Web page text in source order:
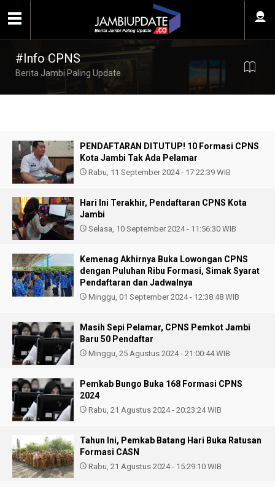
#Info CPNS
Berita Jambi Paling Update
PENDAFTARAN DITUTUP! 10 Formasi CPNS
Kota Jambi Tak Ada Pelamar
Rabu, 11 September 2024 - 17:22:39 WIB
Hari Ini Terakhir, Pendaftaran CPNS Kota
Jambi
Selasa, 10 September 2024 - 11:56:30 WIB
Kemenag Akhirnya Buka Lowongan CPNS
dengan Puluhan Ribu Formasi, Simak Syarat
Pendaftaran dan Jadwalnya
Minggu, 01 September 2024 - 12:38:48 WIB
Masih Sepi Pelamar, CPNS Pemkot Jambi
Baru 50 Pendaftar
Minggu, 25 Agustus 2024 - 21:00:44 WIB
Pemkab Bungo Buka 168 Formasi CPNS
2024
Rabu, 21 Agustus 2024 - 20:23:24 WIB
Tahun Ini, Pemkab Batang Hari Buka Ratusan
Formasi CASN
Rabu, 21 Agustus 2024 - 15:29:10 WIB